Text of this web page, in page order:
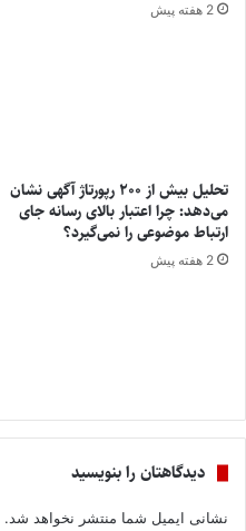
2 هفته پیش
تحلیل بیش از ۲۰۰ رپورتاژ آگهی نشان
می‌دهد: چرا اعتبار بالای رسانه جای
ارتباط موضوعی را نمی‌گیرد؟
2 هفته پیش
دیدگاهتان را بنویسید
نشانی ایمیل شما منتشر نخواهد شد.